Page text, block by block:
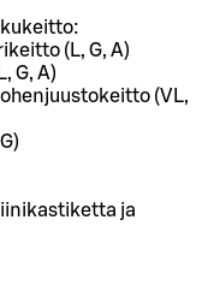
(L, G, A)
G, A)
(VL,
ja